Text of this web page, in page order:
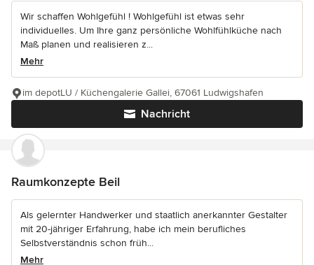
Wir schaffen Wohlgefühl ! Wohlgefühl ist etwas sehr
individuelles. Um Ihre ganz persönliche Wohlfühlküche nach
Maß planen und realisieren z...
Mehr
Nachricht
im depotLU / Küchengalerie Gallei, 67061 Ludwigshafen
Raumkonzepte Beil
Als gelernter Handwerker und staatlich anerkannter Gestalter
mit 20-jähriger Erfahrung, habe ich mein berufliches
Selbstverständnis schon früh...
Mehr